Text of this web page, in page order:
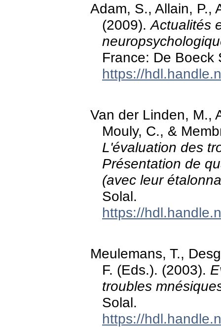
Adam, S., Allain, P.,
(2009).Actualités
France: De Boeck
https://
Van der Linden, M.,
Mouly, C., &
L'évaluation des
Présentation de
(avec leur
Solal.
https://
Meulemans, T.,
F. (Eds.). (2003).
troubles
Solal.
https://